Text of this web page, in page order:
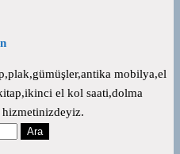
mobilya,el
el kol saati,dolma